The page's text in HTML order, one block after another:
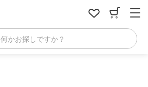
何かお探しですか？